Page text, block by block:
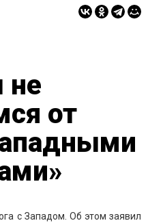
не
от
с Западом. Об этом заявил